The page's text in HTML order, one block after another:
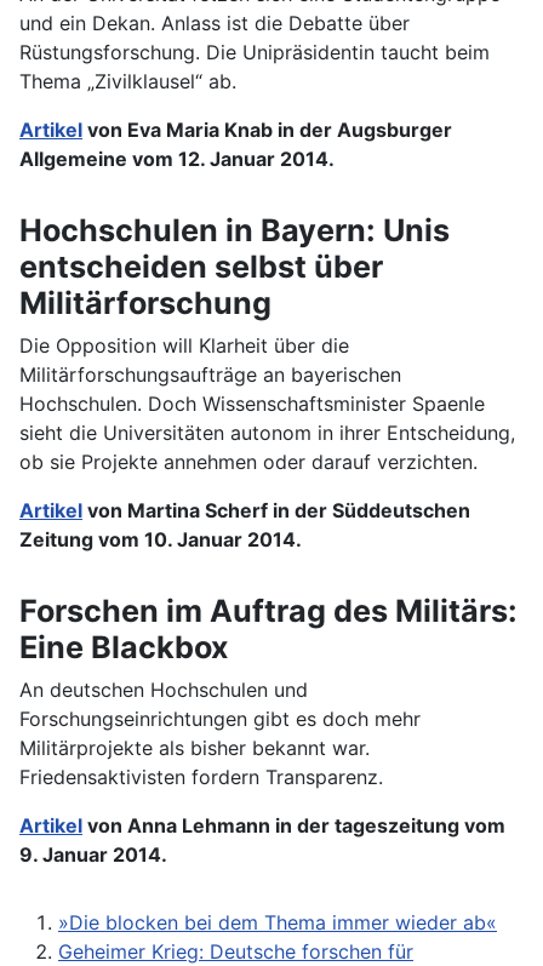
und ein Dekan. Anlass ist die Debatte über
Rüstungsforschung. Die Unipräsidentin taucht beim
Thema „Zivilklausel“ ab.
Artikel von Eva Maria Knab in der Augsburger
Allgemeine vom 12. Januar 2014.
Hochschulen in Bayern: Unis
entscheiden selbst über
Militärforschung
Die Opposition will Klarheit über die
Militärforschungsaufträge an bayerischen
Hochschulen. Doch Wissenschaftsminister Spaenle
sieht die Universitäten autonom in ihrer Entscheidung,
ob sie Projekte annehmen oder darauf verzichten.
Artikel von Martina Scherf in der Süddeutschen
Zeitung vom 10. Januar 2014.
Forschen im Auftrag des Militärs:
Eine Blackbox
An deutschen Hochschulen und
Forschungseinrichtungen gibt es doch mehr
Militärprojekte als bisher bekannt war.
Friedensaktivisten fordern Transparenz.
Artikel von Anna Lehmann in der tageszeitung vom
9. Januar 2014.
»Die blocken bei dem Thema immer wieder ab«
Geheimer Krieg: Deutsche forschen für